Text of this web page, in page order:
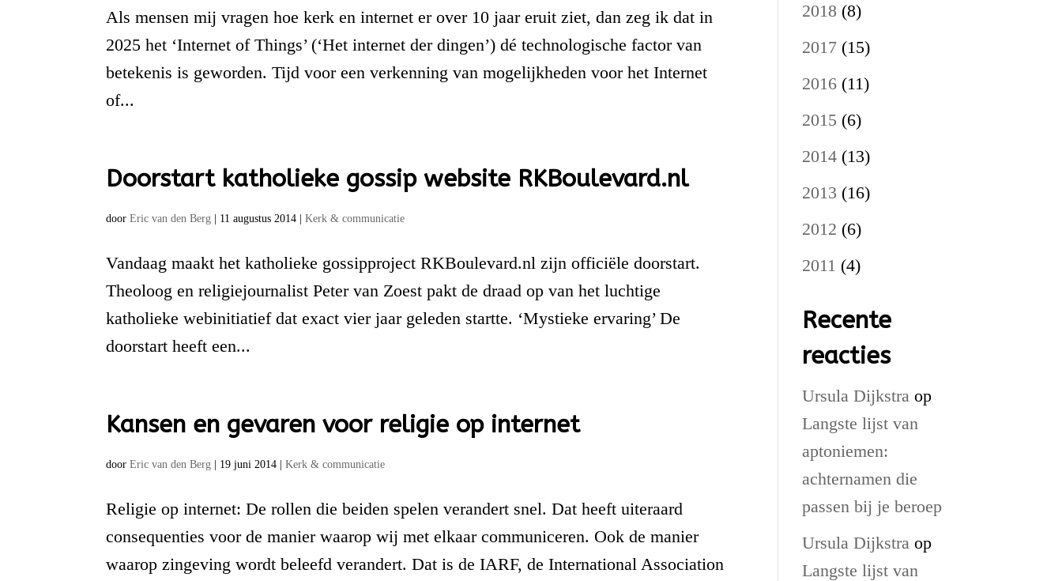
Als mensen mij vragen hoe kerk en internet er over 10 jaar eruit ziet, dan zeg ik dat in
2025 het ‘Internet of Things’ (‘Het internet der dingen’) dé technologische factor van
betekenis is geworden. Tijd voor een verkenning van mogelijkheden voor het Internet
of...
Doorstart katholieke gossip website RKBoulevard.nl
doorEric van den Berg 11 augustus 2014 |Kerk & communicatie
Vandaag maakt het katholieke gossipproject RKBoulevard.nl zijn officiële doorstart.
Theoloog en religiejournalist Peter van Zoest pakt de draad op van het luchtige
katholieke webinitiatief dat exact vier jaar geleden startte. ‘Mystieke ervaring’ De
doorstart heeft een...
Kansen en gevaren voor religie op internet
doorEric van den Berg 19 juni 2014 |Kerk & communicatie
Religie op internet: De rollen die beiden spelen verandert snel. Dat heeft uiteraard
consequenties voor de manier waarop wij met elkaar communiceren. Ook de manier
waarop zingeving wordt beleefd verandert. Dat is de IARF, de International Association
2018 (8)
2017 (15)
2016 (11)
2015 (6)
2014 (13)
2013 (16)
2012 (6)
2011 (4)
Recente
reacties
Ursula Dijkstra op
Langste lijst van
aptoniemen:
achternamen die
passen bij je beroep
Ursula Dijkstra op
Langste lijst van